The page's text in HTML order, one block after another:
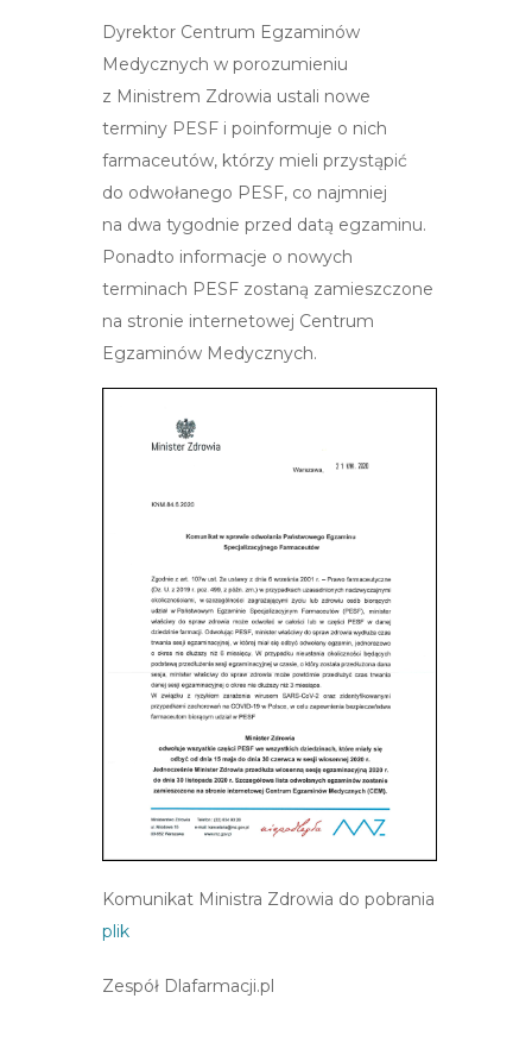
Dyrektor Centrum Egzaminów
Medycznych w porozumieniu
z Ministrem Zdrowia ustali nowe
terminy PESF i poinformuje o nich
farmaceutów, którzy mieli przystąpić
do odwołanego PESF, co najmniej
na dwa tygodnie przed datą egzaminu.
Ponadto informacje o nowych
terminach PESF zostaną zamieszczone
na stronie internetowej Centrum
Egzaminów Medycznych.
Komunikat Ministra Zdrowia do pobrania
plik
Zespół Dlafarmacji.pl